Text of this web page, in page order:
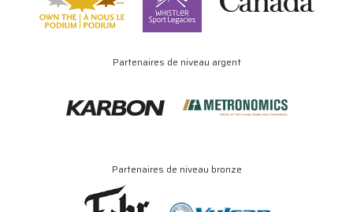
Partenaires de niveau argent
Partenaires de niveau bronze